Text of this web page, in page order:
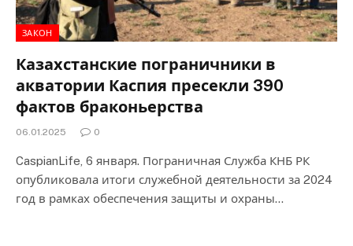
ЗАКОН
Казахстанские пограничники в
акватории Каспия пресекли 390
фактов браконьерства
06.01.2025 0
CaspianLife, 6 января. Пограничная Служба КНБ РК
опубликовала итоги служебной деятельности за 2024
год в рамках обеспечения защиты и охраны…